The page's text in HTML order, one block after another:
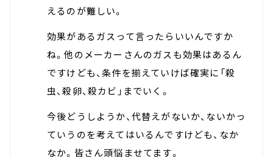
えるのが難しい。
効果があるガスって言ったらいいんですか
ね。他のメーカーさんのガスも効果はあるん
ですけども、条件を揃えていけば確実に「殺
虫、殺卵、殺カビ」までいく。
今後どうしようか、代替えがないか、ないかっ
ていうのを考えてはいるんですけども、なか
なか。皆さん頭悩ませてます。